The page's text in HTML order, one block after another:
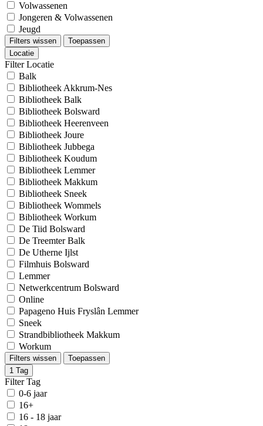
Volwassenen
Jongeren & Volwassenen
Jeugd
Filters wissen
Toepassen
Locatie
Filter Locatie
Balk
Bibliotheek Akkrum-Nes
Bibliotheek Balk
Bibliotheek Bolsward
Bibliotheek Heerenveen
Bibliotheek Joure
Bibliotheek Jubbega
Bibliotheek Koudum
Bibliotheek Lemmer
Bibliotheek Makkum
Bibliotheek Sneek
Bibliotheek Wommels
Bibliotheek Workum
De Tiid Bolsward
De Treemter Balk
De Utherne Ijlst
Filmhuis Bolsward
Lemmer
Netwerkcentrum Bolsward
Online
Papageno Huis Fryslân Lemmer
Sneek
Strandbibliotheek Makkum
Workum
Filters wissen
Toepassen
1 Tag
Filter Tag
0-6 jaar
16+
16 - 18 jaar